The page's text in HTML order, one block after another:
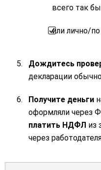
всего так
или лично/
Дождитесь
декларации
Получите деньги
оформляли через
платить НДФЛ из
через